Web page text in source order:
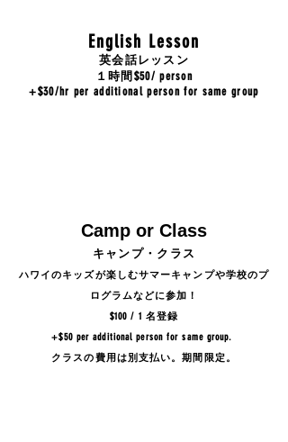
English Lesson
英会話レッスン
１時間$50/ person
+$30/hr per additional person for same group
Camp or Class
キャンプ・クラス
ハワイのキッズが楽しむサマーキャンプや学校のプ
ログラムなどに参加！
$100 / 1 名登録
+$50 per additional person for same group.
クラスの費用は別支払い。期間限定。